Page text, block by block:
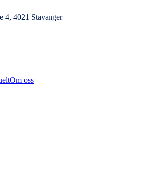
4, 4021 Stavanger
Om oss